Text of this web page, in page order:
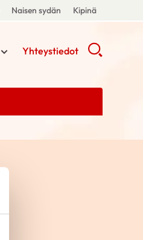
Naisen sydän Kipinä
Yhteystiedot